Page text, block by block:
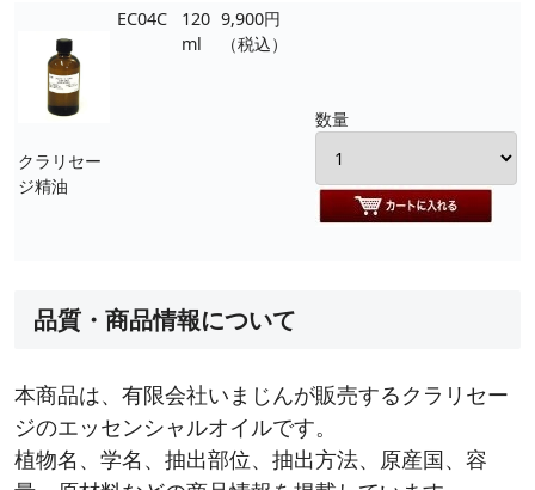
クラリセー
ジ精油
EC04C
120
ml
9,900円
（税込）
数量
品質・商品情報について
本商品は、有限会社いまじんが販売するクラリセー
ジのエッセンシャルオイルです。
植物名、学名、抽出部位、抽出方法、原産国、容